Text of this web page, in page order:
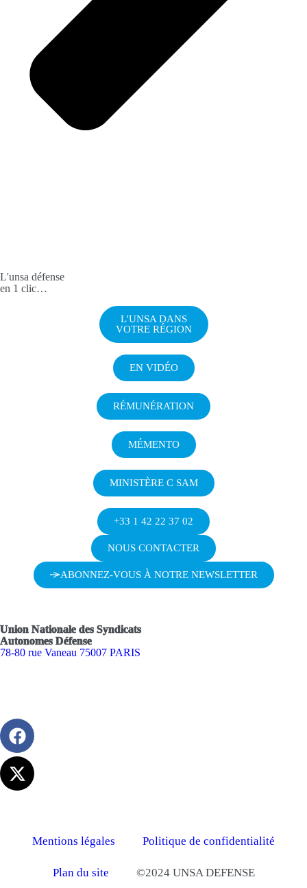
L'unsa défense
en 1 clic…
L'UNSA DANS
VOTRE RÉGION
EN VIDÉO
RÉMUNÉRATION
MÉMENTO
MINISTÈRE C SAM
+33 1 42 22 37 02
NOUS CONTACTER
ABONNEZ-VOUS À NOTRE NEWSLETTER
Union Nationale des Syndicats
Autonomes Défense
78-80 rue Vaneau 75007 PARIS
Mentions légales Politique de confidentialité
Plan du site ©2024 UNSA DEFENSE